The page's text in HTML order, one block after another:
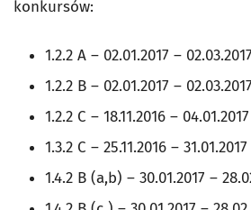
konkursów:
1.2.2 A – 02.01.2017 – 02.03.2017
1.2.2 B – 02.01.2017 – 02.03.2017
1.2.2 C – 18.11.2016 – 04.01.2017
1.3.2 C – 25.11.2016 – 31.01.2017
1.4.2 B (a,b) – 30.01.2017 –